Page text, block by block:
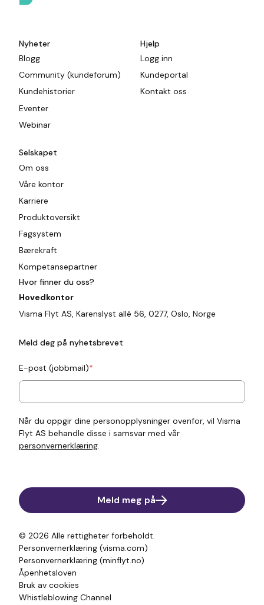
Meld deg på nyhetsbrevet
E-post (jobbmail)*
Når du oppgir dine personopplysninger ovenfor, vil Visma
Flyt AS behandle disse i samsvar med vår
personvernerklæring.
Meld meg på
Nyheter
Blogg
Community (kundeforum)
Kundehistorier
Eventer
Webinar
Hjelp
Logg inn
Kundeportal
Kontakt oss
Selskapet
Om oss
Våre kontor
Karriere
Produktoversikt
Fagsystem
Bærekraft
Kompetansepartner
Hvor finner du oss?
Hovedkontor
Visma Flyt AS, Karenslyst allé 56, 0277, Oslo, Norge
© 2026 Alle rettigheter forbeholdt.
Personvernerklæring (visma.com)
Personvernerklæring (minflyt.no)
Åpenhetsloven
Bruk av cookies
Whistleblowing Channel